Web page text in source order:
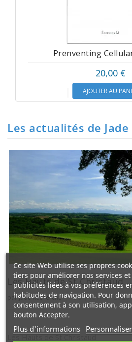
Prenventing
20,00 €
AJOUTER AU
Les actualités de Jade
Les Hauts de St Christaud
par Jade Recherche 19 ,février 2026
Les Hauts de St Christaud
Ce site Web utilise ses propres
tiers pour améliorer nos services
publicités liées à vos préférences
habitudes de navigation. Pour
consentement à son utilisation,
bouton Accepter.
Plus d'informations